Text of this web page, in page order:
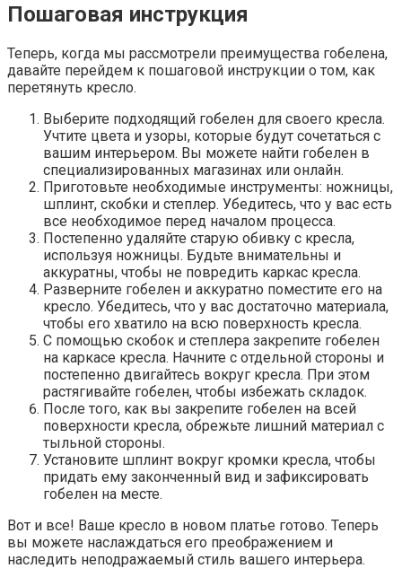
Пошаговая инструкция
Теперь, когда мы рассмотрели преимущества гобелена,
давайте перейдем к пошаговой инструкции о том, как
перетянуть кресло.
Выберите подходящий гобелен для своего кресла.
Учтите цвета и узоры, которые будут сочетаться с
вашим интерьером. Вы можете найти гобелен в
специализированных магазинах или онлайн.
Приготовьте необходимые инструменты: ножницы,
шплинт, скобки и степлер. Убедитесь, что у вас есть
все необходимое перед началом процесса.
Постепенно удаляйте старую обивку с кресла,
используя ножницы. Будьте внимательны и
аккуратны, чтобы не повредить каркас кресла.
Разверните гобелен и аккуратно поместите его на
кресло. Убедитесь, что у вас достаточно материала,
чтобы его хватило на всю поверхность кресла.
С помощью скобок и степлера закрепите гобелен
на каркасе кресла. Начните с отдельной стороны и
постепенно двигайтесь вокруг кресла. При этом
растягивайте гобелен, чтобы избежать складок.
После того, как вы закрепите гобелен на всей
поверхности кресла, обрежьте лишний материал с
тыльной стороны.
Установите шплинт вокруг кромки кресла, чтобы
придать ему законченный вид и зафиксировать
гобелен на месте.
Вот и все! Ваше кресло в новом платье готово. Теперь
вы можете наслаждаться его преображением и
наследить неподражаемый стиль вашего интерьера.